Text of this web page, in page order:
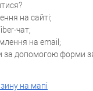
на сайті;
чат;
на email;
за допомогою форми
на мапі